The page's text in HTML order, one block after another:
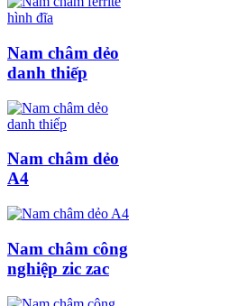
Nam châm dẻo
danh thiếp
Nam châm dẻo
A4
Nam châm công
nghiệp zic zac